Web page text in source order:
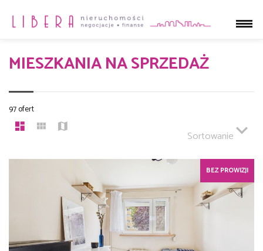
MIESZKANIA NA SPRZEDAŻ
97 ofert
Sortowanie
BEZ PROWIZJI